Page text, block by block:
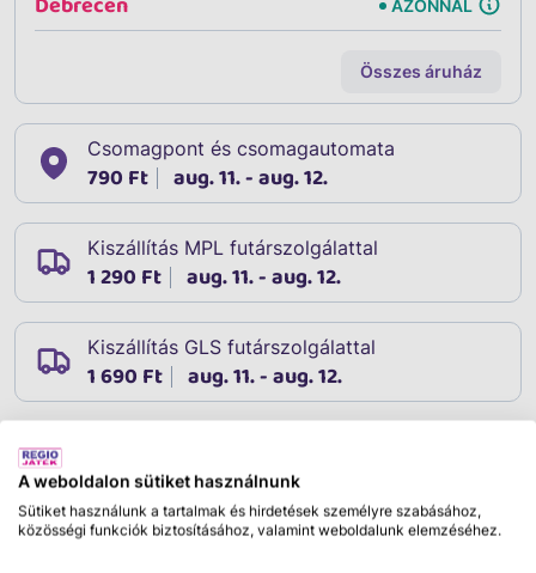
AZONNAL
Összes áruház
Csomagpont és csomagautomata
790 Ft aug. 11. - aug. 12.
Kiszállítás MPL futárszolgálattal
1 290 Ft aug. 11. - aug. 12.
Kiszállítás GLS futárszolgálattal
1 690 Ft aug. 11. - aug. 12.
Leírás
Bevásárlás mellé tökéletes ez a szatyor. Masszív
A weboldalon sütiket használnunk
Sütiket használunk a tartalmak és hirdetések személyre szabásához,
közösségi funkciók biztosításához, valamint weboldalunk elemzéséhez.